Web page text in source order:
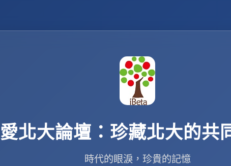
愛北大論壇：珍藏北大的共
時代的眼淚，珍貴的記憶